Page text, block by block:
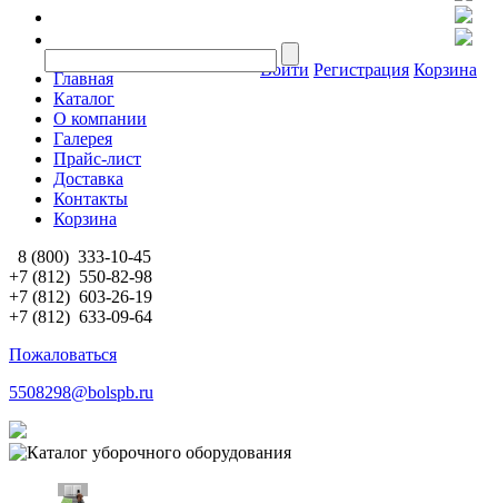
Войти Регистрация Корзина
Главная
Каталог
О компании
Галерея
Прайс-лист
Доставка
Контакты
Корзина
8 (800) 333-10-45
+7 (812) 550-82-98
+7 (812) 603-26-19
+7 (812) 633-09-64
Пожаловаться
5508298@bolspb.ru